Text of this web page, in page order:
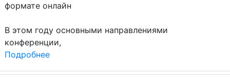
формате онлайн
В этом году основными направлениями
конференции,
Подробнее